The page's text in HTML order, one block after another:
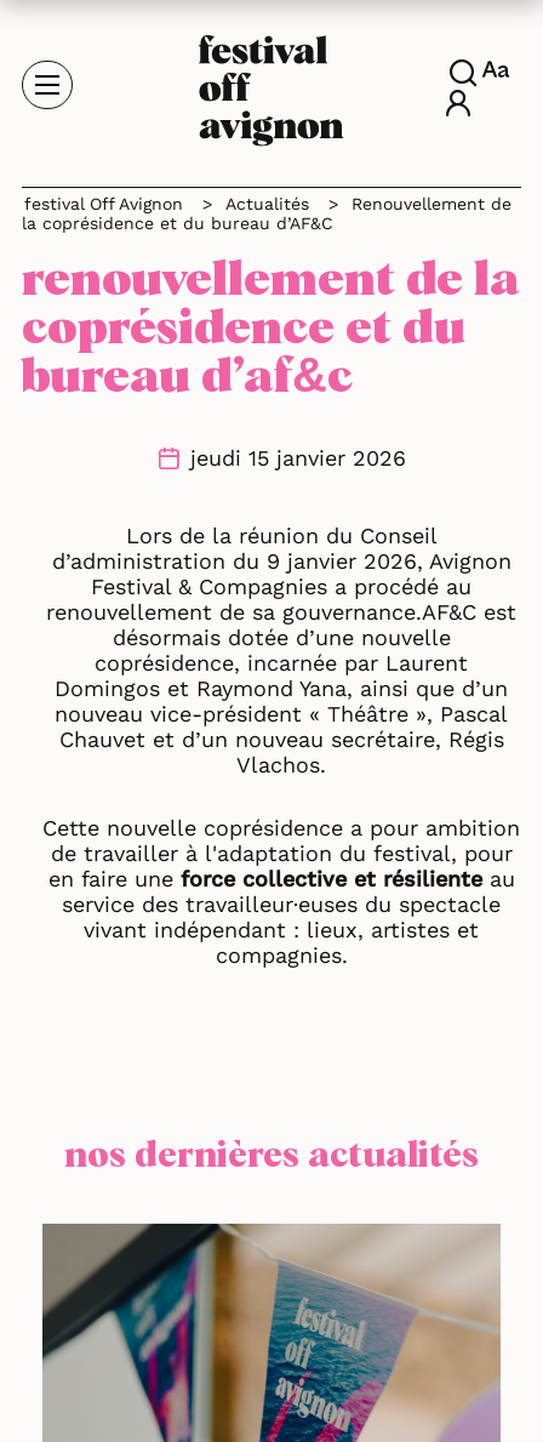
festival Off Avignon > Actualités >
Renouvellement de
la coprésidence et du bureau d’AF&C
renouvellement de la
coprésidence et du
bureau d’af&c
jeudi 15 janvier 2026
Lors de la réunion du Conseil
d’administration du 9 janvier 2026, Avignon
Festival & Compagnies a procédé au
renouvellement de sa gouvernance.AF&C est
désormais dotée d’une nouvelle
coprésidence, incarnée par Laurent
Domingos et Raymond Yana, ainsi que d’un
nouveau vice-président « Théâtre », Pascal
Chauvet et d’un nouveau secrétaire, Régis
Vlachos.
Cette nouvelle coprésidence a pour ambition
de travailler à l'adaptation du festival, pour
en faire une force collective et résilienteau
service des travailleur·euses du spectacle
vivant indépendant : lieux, artistes et
compagnies.
nos dernières actualités